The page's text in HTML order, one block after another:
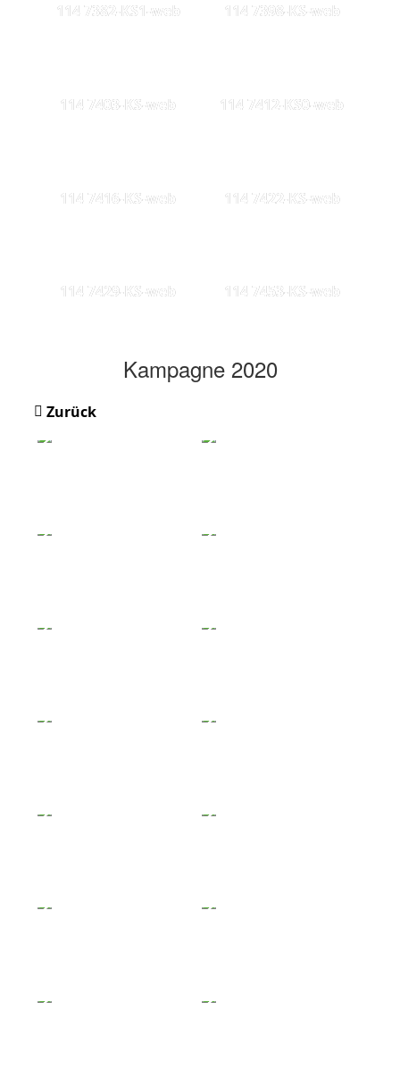
114 7382-KS1-web 114 7398-KS-web
114 7403-KS-web 114 7412-KS0-web
114 7416-KS-web 114 7422-KS-web
114 7429-KS-web 114 7453-KS-web
Kampagne 2020
Zurück